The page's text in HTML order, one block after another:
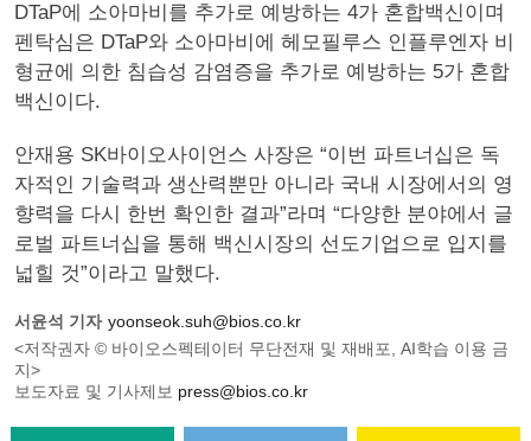
DTaP에 소아마비를 추가로 예방하는 4가 혼합백신이며
펜탁심은 DTaP와 소아마비에 헤모필루스 인플루엔자 비
형균에 의한 침습성 감염증을 추가로 예방하는 5가 혼합
백신이다.
안재용 SK바이오사이언스 사장은 “이번 파트너십은 독
자적인 기술력과 생산력뿐만 아니라 국내 시장에서의 영
향력을 다시 한번 확인한 결과”라며 “다양한 분야에서 글
로벌 파트너십을 통해 백신시장의 선도기업으로 입지를
넓힐 것”이라고 말했다.
서윤석 기자 yoonseok.suh@bios.co.kr
<저작권자 © 바이오스펙테이터 무단전재 및 재배포, AI학습 이용 금
지>
보도자료 및 기사제보 press@bios.co.kr